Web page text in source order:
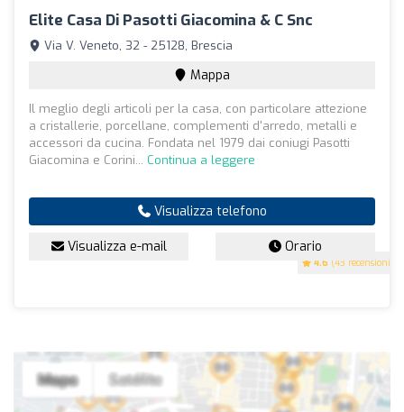
Elite Casa Di Pasotti Giacomina & C Snc
4.6 (43 recensioni)
Via V. Veneto, 32 - 25128, Brescia
Mappa
Il meglio degli articoli per la casa, con particolare attezione
a cristallerie, porcellane, complementi d'arredo, metalli e
accessori da cucina. Fondata nel 1979 dai coniugi Pasotti
Giacomina e Corini... Continua a leggere
Visualizza telefono
Visualizza e-mail Orario